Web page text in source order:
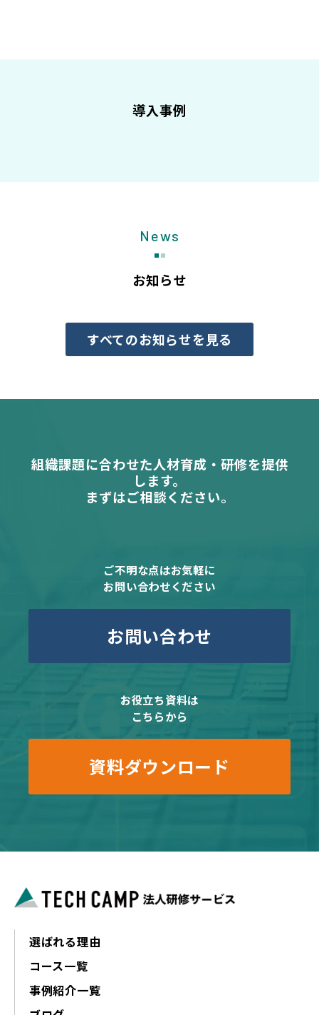
導入事例
News
お知らせ
すべてのお知らせを見る
組織課題に合わせた人材育成・研修を提供
します。
まずはご相談ください。
ご不明な点はお気軽に
お問い合わせください
お問い合わせ
お役立ち資料は
こちらから
資料ダウンロード
選ばれる理由
コース一覧
事例紹介一覧